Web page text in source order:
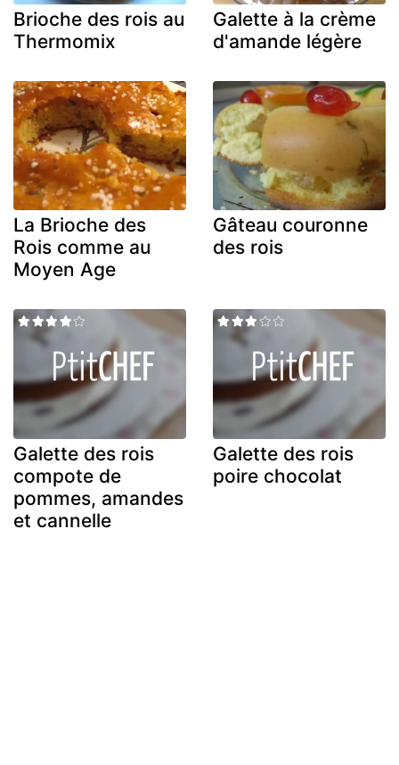
Brioche des rois au
Thermomix
Galette à la crème
d'amande légère
La Brioche des
Rois comme au
Moyen Age
Gâteau couronne
des rois
Galette des rois
compote de
pommes, amandes
et cannelle
Galette des rois
poire chocolat